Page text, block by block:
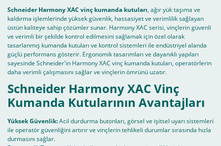
Schneider Harmony XAC vinç kumanda kutuları, ağır yük taşıma ve
kaldırma işlemlerinde yüksek güvenlik, hassasiyet ve verimlilik sağlayan
üstün kaliteye sahip çözümler sunar. Harmony XAC serisi, vinçlerin güvenli
ve verimli bir şekilde kontrol edilmesini sağlamak için özel olarak
tasarlanmış kumanda kutuları ve kontrol sistemleri ile endüstriyel alanda
güçlü performans gösterir. Ergonomik tasarımları ve dayanıklı yapıları
sayesinde Schneider'in Harmony XAC vinç kumanda kutuları, operatörlerin
daha verimli çalışmasını sağlar ve vinçlerin ömrünü uzatır.
Schneider Harmony XAC Vinç
Kumanda Kutularının Avantajları
Yüksek Güvenlik:Acil durdurma butonları, görsel ve işitsel uyarı sistemleri
ile operatör güvenliğini artırır ve vinçlerin tehlikeli durumlar sırasında hızla
durmasını sağlar.